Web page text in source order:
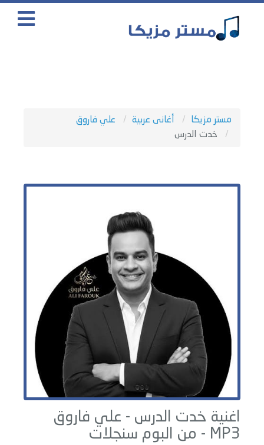
مستر مزيكا أغانى عربية
علي فاروق
خدت الدرس
اغنية خدت الدرس - علي فاروق
MP3 - من البوم
سنجلات